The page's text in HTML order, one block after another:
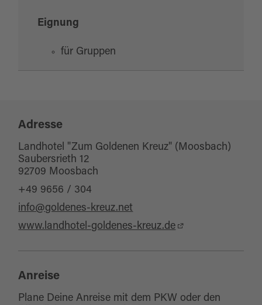
Eignung
für Gruppen
Adresse
Landhotel "Zum Goldenen Kreuz" (Moosbach)
Saubersrieth 12
92709 Moosbach
+49 9656 / 304
info@goldenes-kreuz.net
www.landhotel-goldenes-kreuz.de
Anreise
Plane Deine Anreise mit dem PKW oder den